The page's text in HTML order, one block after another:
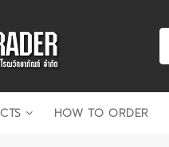
HOW TO ORDER